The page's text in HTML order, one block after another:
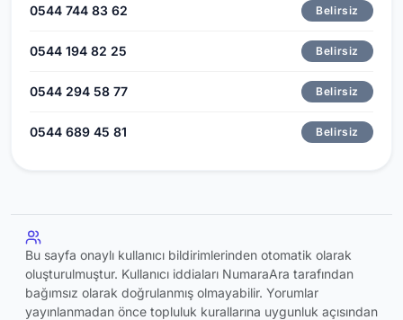
0544 744 83 62 Belirsiz
0544 194 82 25 Belirsiz
0544 294 58 77 Belirsiz
0544 689 45 81 Belirsiz
Bu sayfa onaylı kullanıcı bildirimlerinden otomatik olarak
oluşturulmuştur. Kullanıcı iddiaları NumaraAra tarafından
bağımsız olarak doğrulanmış olmayabilir. Yorumlar
yayınlanmadan önce topluluk kurallarına uygunluk açısından